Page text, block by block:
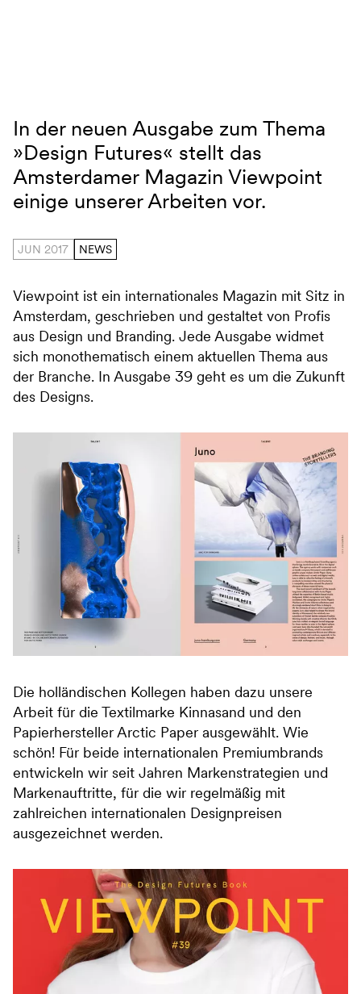
Viewpoint
In der neuen Ausgabe zum Thema
»Design Futures« stellt das
Amsterdamer Magazin Viewpoint
einige unserer Arbeiten vor.
JUN 2017 NEWS
Viewpoint ist ein internationales Magazin mit Sitz in
Amsterdam, geschrieben und gestaltet von Profis
aus Design und Branding. Jede Ausgabe widmet
sich monothematisch einem aktuellen Thema aus
der Branche. In Ausgabe 39 geht es um die Zukunft
des Designs.
Die holländischen Kollegen haben dazu unsere
Arbeit für die Textilmarke Kinnasand und den
Papierhersteller Arctic Paper ausgewählt. Wie
schön! Für beide internationalen Premiumbrands
entwickeln wir seit Jahren Markenstrategien und
Markenauftritte, für die wir regelmäßig mit
zahlreichen internationalen Designpreisen
ausgezeichnet werden.